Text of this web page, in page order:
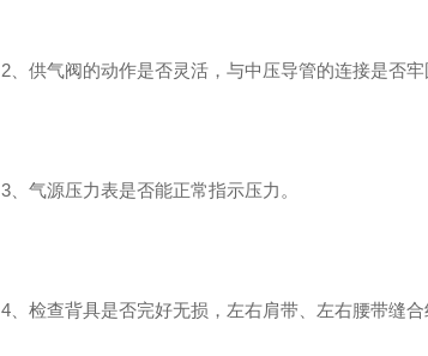
2、供气阀的动作是否灵活，与中压导管的连接是否牢
3、气源压力表是否能正常指示压力。
4、检查背具是否完好无损，左右肩带、左右腰带缝合